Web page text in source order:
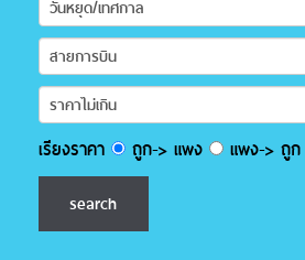
เรียงราคา ถูก-> แพง แพง-> ถูก